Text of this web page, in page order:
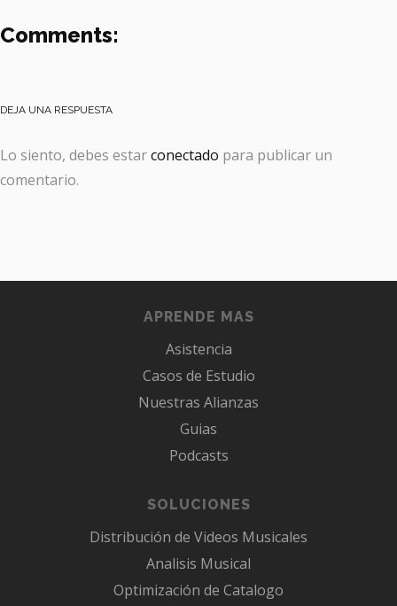
Comments:
DEJA UNA RESPUESTA
Lo siento, debes estarconectado para publicar un
comentario.
APRENDE MAS
Asistencia
Casos de Estudio
Nuestras Alianzas
Guias
Podcasts
SOLUCIONES
Distribución de Videos Musicales
Analisis Musical
Optimización de Catalogo